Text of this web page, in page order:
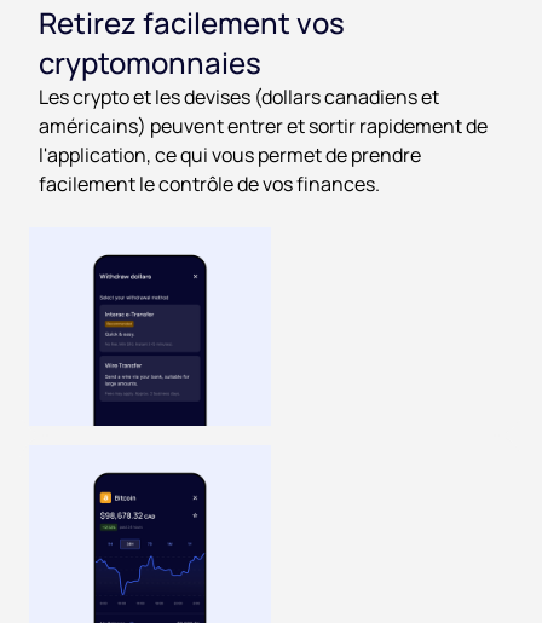
Retirez facilement vos
cryptomonnaies
Les crypto et les devises (dollars canadiens et
américains) peuvent entrer et sortir rapidement de
l'application, ce qui vous permet de prendre
facilement le contrôle de vos finances.